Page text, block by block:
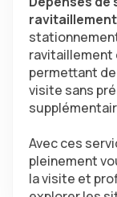
ravitaillement
permettant
visite sans
Avec ces
pleinement
la visite et